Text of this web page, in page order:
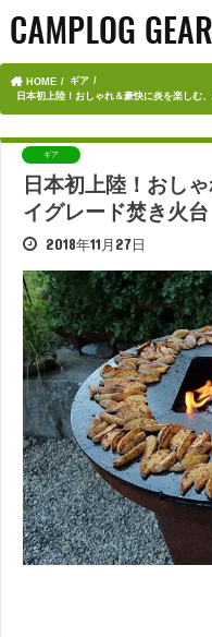
HOME
ギア
日本初上陸！おしゃれ＆豪快に炎を楽しむ
ギア
日本初上陸！おし
イグレード焚き火
2018年11月27日